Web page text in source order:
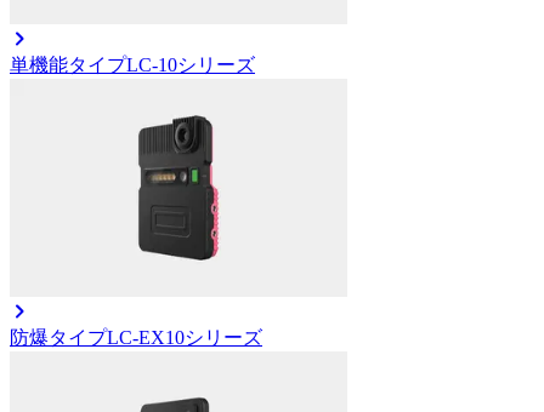
単機能タイプLC-10シリーズ
防爆タイプLC-EX10シリーズ